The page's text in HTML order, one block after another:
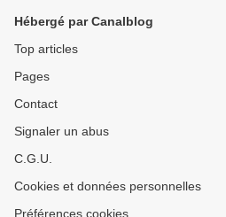
Hébergé par Canalblog
Top articles
Pages
Contact
Signaler un abus
C.G.U.
Cookies et données personnelles
Préférences cookies